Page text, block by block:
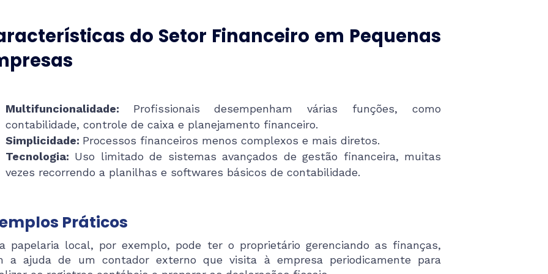
do Setor Financeiro em Pequenas
Multifuncionalidade: Profissionais desempenham várias funções, como
contabilidade, controle de caixa e planejamento financeiro.
Simplicidade: Processos financeiros menos complexos e mais diretos.
Tecnologia: Uso limitado de sistemas avançados de gestão financeira, muitas
vezes recorrendo a planilhas e softwares básicos de contabilidade.
Práticos
papelaria local, por exemplo, pode ter o proprietário gerenciando as finanças,
a ajuda de um contador externo que visita à empresa periodicamente para